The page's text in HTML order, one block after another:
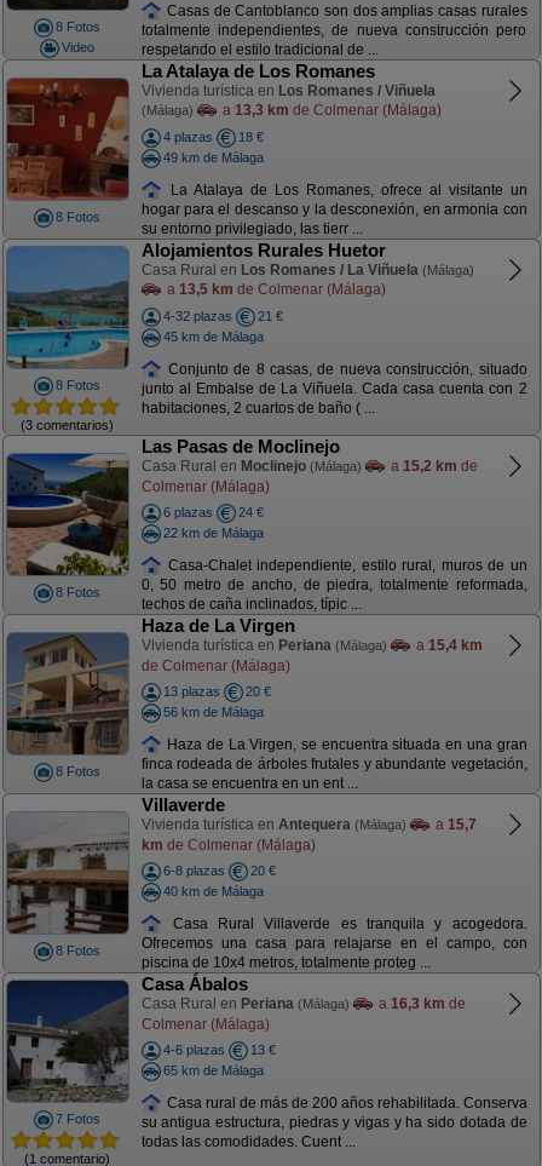
8 Fotos
Video
Casas de Cantoblanco son dos amplias casas rurales
totalmente independientes, de nueva construcción pero
respetando el estilo tradicional de ...
8 Fotos
La Atalaya de Los Romanes
Vivienda turística en Los Romanes / Viñuela
(Málaga) a 13,3 km de Colmenar (Málaga)
4 plazas
18 €
49 km de Málaga
La Atalaya de Los Romanes, ofrece al visitante un
hogar para el descanso y la desconexión, en armonia con
su entorno privilegiado, las tierr ...
8 Fotos
(3 comentarios)
Alojamientos Rurales Huetor
Casa Rural en Los Romanes / La Viñuela (Málaga)
a 13,5 km de Colmenar (Málaga)
4-32 plazas
21 €
45 km de Málaga
Conjunto de 8 casas, de nueva construcción, situado
junto al Embalse de La Viñuela. Cada casa cuenta con 2
habitaciones, 2 cuartos de baño ( ...
8 Fotos
Las Pasas de Moclinejo
Casa Rural en Moclinejo (Málaga) a 15,2 km de
Colmenar (Málaga)
6 plazas
24 €
22 km de Málaga
Casa-Chalet independiente, estilo rural, muros de un
0, 50 metro de ancho, de piedra, totalmente reformada,
techos de caña inclinados, típic ...
8 Fotos
Haza de La Virgen
Vivienda turística en Periana (Málaga) a 15,4 km
de Colmenar (Málaga)
13 plazas
20 €
56 km de Málaga
Haza de La Virgen, se encuentra situada en una gran
finca rodeada de árboles frutales y abundante vegetación,
la casa se encuentra en un ent ...
8 Fotos
Villaverde
Vivienda turística en Antequera (Málaga) a 15,7
km de Colmenar (Málaga)
6-8 plazas
20 €
40 km de Málaga
Casa Rural Villaverde es tranquila y acogedora.
Ofrecemos una casa para relajarse en el campo, con
piscina de 10x4 metros, totalmente proteg ...
7 Fotos
(1 comentario)
Casa Ábalos
Casa Rural en Periana (Málaga) a 16,3 km de
Colmenar (Málaga)
4-6 plazas
13 €
65 km de Málaga
Casa rural de más de 200 años rehabilitada. Conserva
su antigua estructura, piedras y vigas y ha sido dotada de
todas las comodidades. Cuent ...